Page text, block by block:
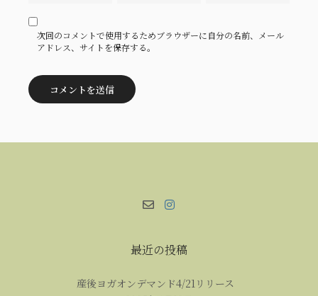
次回のコメントで使用するためブラウザーに自分の名前、メール
アドレス、サイトを保存する。
最近の投稿
産後ヨガオンデマンド4/21リリース